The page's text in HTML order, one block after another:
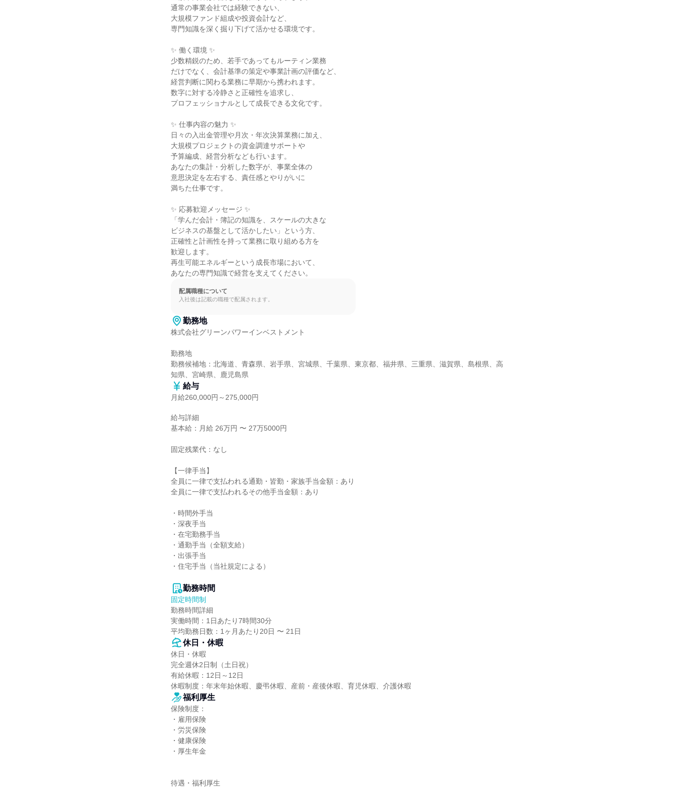
通常の事業会社では経験できない、
大規模ファンド組成や投資会計など、
専門知識を深く掘り下げて活かせる環境です。
✨ 働く環境 ✨
少数精鋭のため、若手であってもルーティン業務
だけでなく、会計基準の策定や事業計画の評価など、
経営判断に関わる業務に早期から携われます。
数字に対する冷静さと正確性を追求し、
プロフェッショナルとして成長できる文化です。
✨ 仕事内容の魅力 ✨
日々の入出金管理や月次・年次決算業務に加え、
大規模プロジェクトの資金調達サポートや
予算編成、経営分析なども行います。
あなたの集計・分析した数字が、事業全体の
意思決定を左右する、責任感とやりがいに
満ちた仕事です。
✨ 応募歓迎メッセージ ✨
「学んだ会計・簿記の知識を、スケールの大きな
ビジネスの基盤として活かしたい」という方、
正確性と計画性を持って業務に取り組める方を
歓迎します。
再生可能エネルギーという成長市場において、
あなたの専門知識で経営を支えてください。
配属職種について
入社後は記載の職種で配属されます。
勤務地
株式会社グリーンパワーインベストメント
勤務地
勤務候補地：北海道、青森県、岩手県、宮城県、千葉県、東京都、福井県、三重県、滋賀県、島根県、高
知県、宮崎県、鹿児島県
給与
月給260,000円～275,000円
給与詳細
基本給：月給 26万円 〜 27万5000円
固定残業代：なし
【一律手当】
全員に一律で支払われる通勤・皆勤・家族手当金額：あり
全員に一律で支払われるその他手当金額：あり
・時間外手当
・深夜手当
・在宅勤務手当
・通勤手当（全額支給）
・出張手当
・住宅手当（当社規定による）
勤務時間
固定時間制
勤務時間詳細
実働時間：1日あたり7時間30分
平均勤務日数：1ヶ月あたり20日 〜 21日
休日・休暇
休日・休暇
完全週休2日制（土日祝）
有給休暇：12日～12日
休暇制度：年末年始休暇、慶弔休暇、産前・産後休暇、育児休暇、介護休暇
福利厚生
保険制度：
・雇用保険
・労災保険
・健康保険
・厚生年金
待遇・福利厚生